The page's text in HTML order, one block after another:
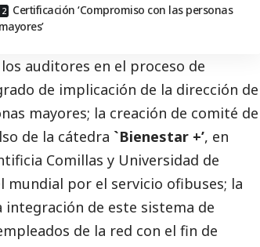
Certificación ‘Compromiso con las personas
mayores’
auditores en el proceso de
de implicación de la dirección de
mayores; la creación de comité de
de la cátedra `Bienestar +’, en
Comillas y Universidad de
mundial por el servicio ofibuses; la
de este sistema de
de la red con el fin de